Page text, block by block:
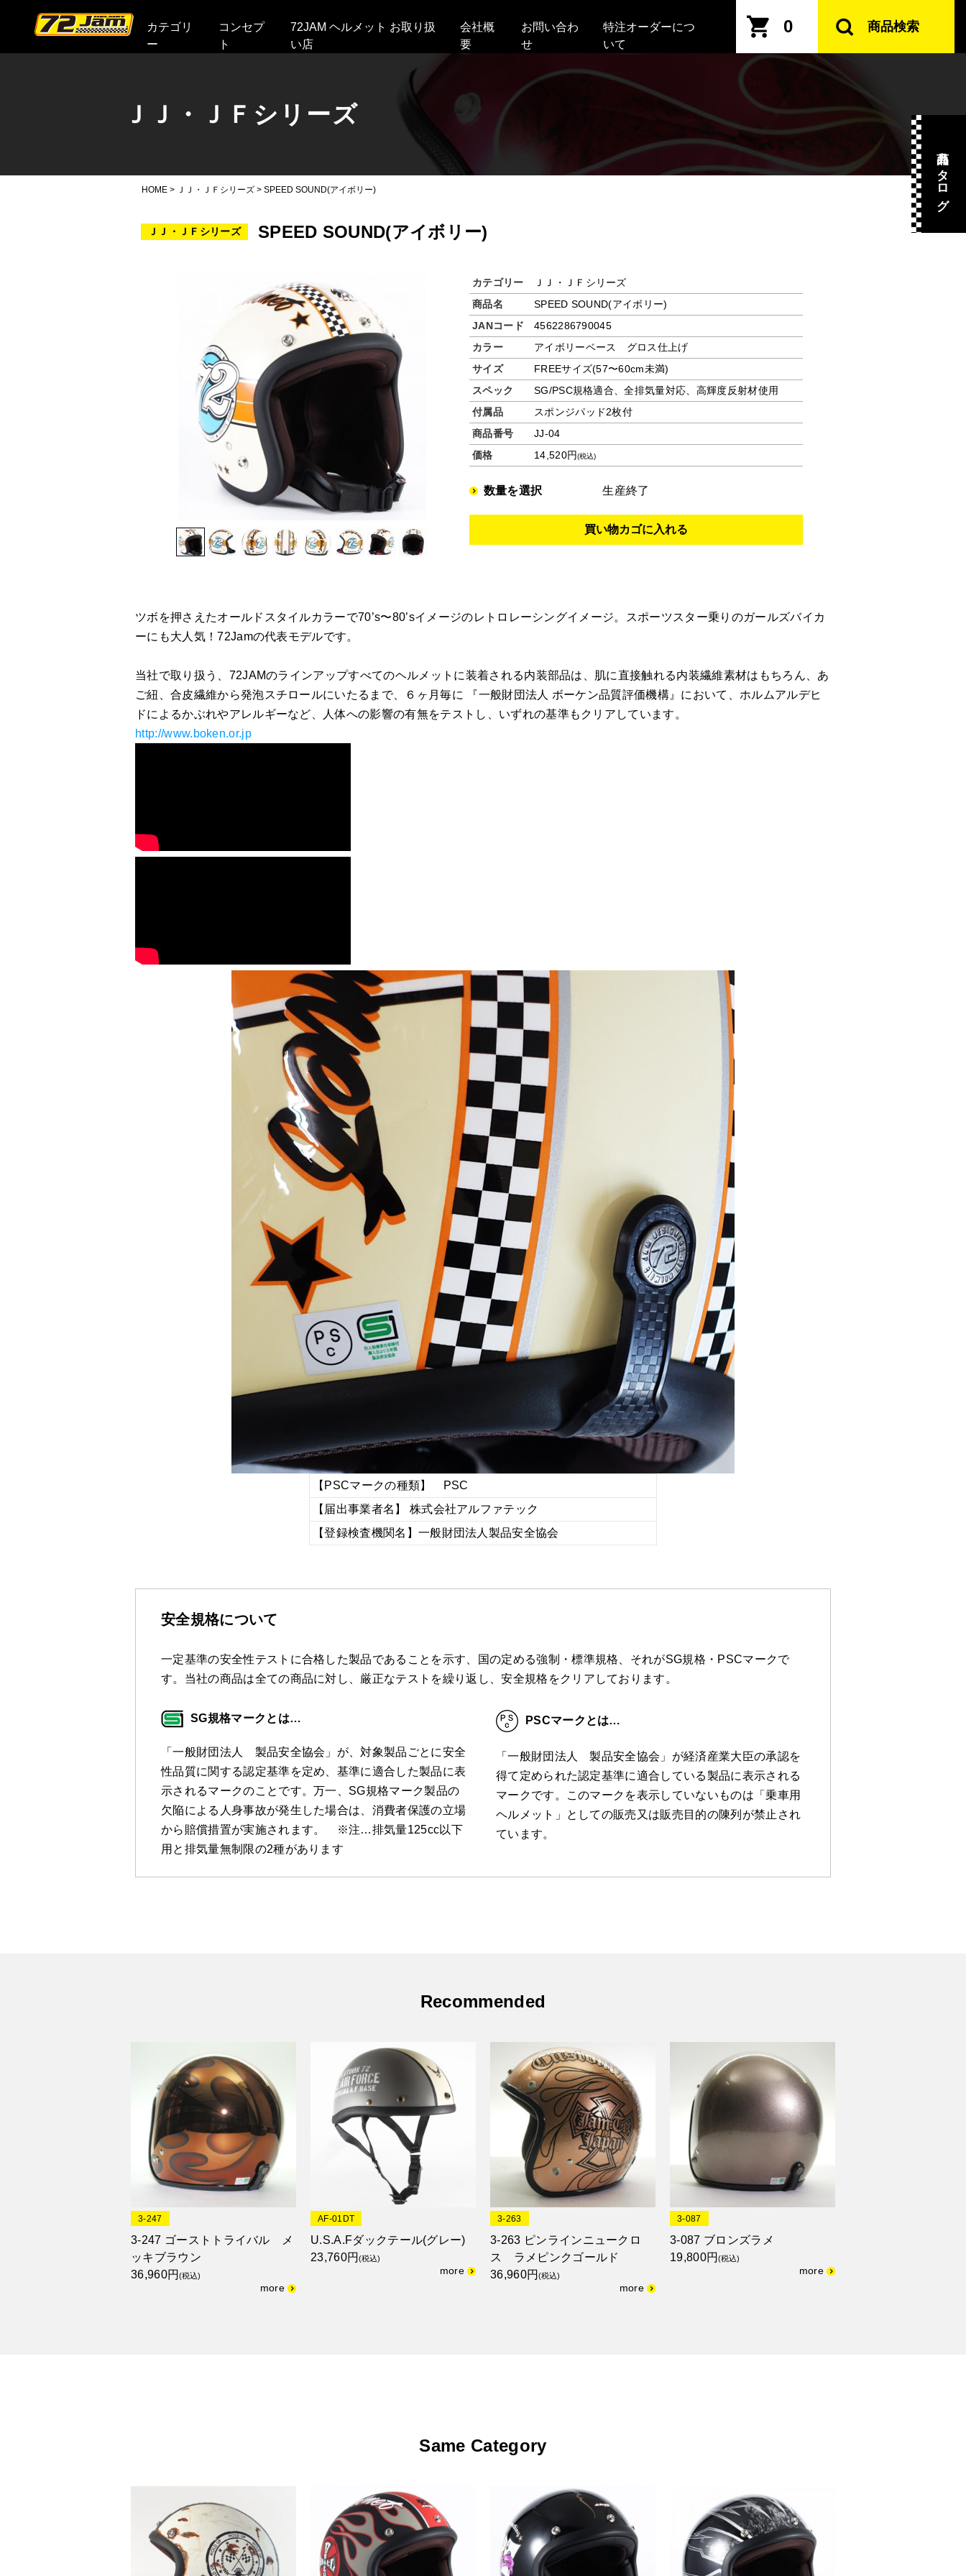
カテゴリ
ー
コンセプ
ト
72JAM ヘルメット お取り扱
い店
会社概
要
お問い合わ
せ
特注オーダーにつ
いて
0 商品検索
ＪＪ・ＪＦシリーズ
HOME > ＪＪ・ＪＦシリーズ > SPEED SOUND(アイボリー)
ＪＪ・ＪＦシリーズ SPEED SOUND(アイボリー)
カテゴリー
ＪＪ・ＪＦシリーズ
商品名
SPEED SOUND(アイボリー)
JANコード
4562286790045
カラー
アイボリーベース グロス仕上げ
サイズ
FREEサイズ(57〜60cm未満)
スペック
SG/PSC規格適合、全排気量対応、高輝度反射材使用
付属品
スポンジパッド2枚付
商品番号
JJ-04
価格
14,520円(税込)
数量を選択 生産終了
ツボを押さえたオールドスタイルカラーで70’s〜80’sイメージのレトロレーシングイメージ。スポーツスター乗りのガールズバイカ
ーにも大人気！72Jamの代表モデルです。
当社で取り扱う、72JAMのラインアップすべてのヘルメットに装着される内装部品は、肌に直接触れる内装繊維素材はもちろん、あ
ご紐、合皮繊維から発泡スチロールにいたるまで、６ヶ月毎に 『一般財団法人 ボーケン品質評価機構』において、ホルムアルデヒ
ドによるかぶれやアレルギーなど、人体への影響の有無をテストし、いずれの基準もクリアしています。
http://www.boken.or.jp
【PSCマークの種類】 PSC
【届出事業者名】 株式会社アルファテック
【登録検査機関名】一般財団法人製品安全協会
安全規格について
一定基準の安全性テストに合格した製品であることを示す、国の定める強制・標準規格、それがSG規格・PSCマークで
す。当社の商品は全ての商品に対し、厳正なテストを繰り返し、安全規格をクリアしております。
SG規格マークとは…
「一般財団法人 製品安全協会」が、対象製品ごとに安全
性品質に関する認定基準を定め、基準に適合した製品に表
示されるマークのことです。万一、SG規格マーク製品の
欠陥による人身事故が発生した場合は、消費者保護の立場
から賠償措置が実施されます。 ※注…排気量125cc以下
用と排気量無制限の2種があります
PSCマークとは…
「一般財団法人 製品安全協会」が経済産業大臣の承認を
得て定められた認定基準に適合している製品に表示される
マークです。このマークを表示していないものは「乗車用
ヘルメット」としての販売又は販売目的の陳列が禁止され
ています。
Recommended
3-247
3-247 ゴーストトライバル メ
ッキブラウン
36,960円(税込)
AF-01DT
U.S.A.Fダックテール(グレー)
23,760円(税込)
3-263
3-263 ピンラインニュークロ
ス ラメピンクゴールド
36,960円(税込)
3-087
3-087 ブロンズラメ
19,800円(税込)
Same Category
商品カタログ